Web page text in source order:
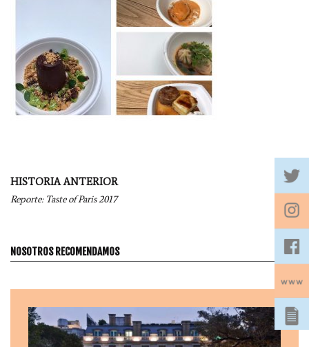
Navegación
por
HISTORIA ANTERIOR
Reporte: Taste of Paris 2017
NOSOTROS RECOMENDAMOS